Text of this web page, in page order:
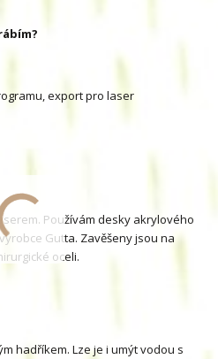
export pro laser
Používám desky akrylového
Gutta. Zavěšeny jsou na
oceli.
hadříkem. Lze je i umýt vodou s